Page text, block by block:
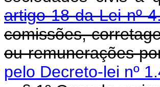
artigo 18 da Lei nº
comissões,
ou remunerações
pelo Decreto-lei nº